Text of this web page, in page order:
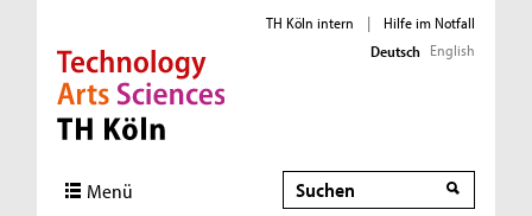
Direkt zur Hauptnavigation
Direkt zur Subnavigation
Direkt zum Inhalt
Direkt zum Fußbereich
TH Köln intern |
Hilfe im Notfall
Deutsch English
Menü Suche